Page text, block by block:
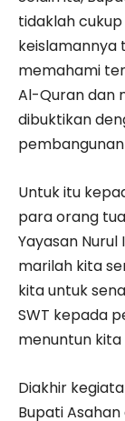
tidaklah
keislamannya
memahami
Al-Quran dan
dibuktikan
Untuk itu
para orang
Yayasan
marilah kita
kita untuk
SWT kepada
menuntun kita
Diakhir
Bupati